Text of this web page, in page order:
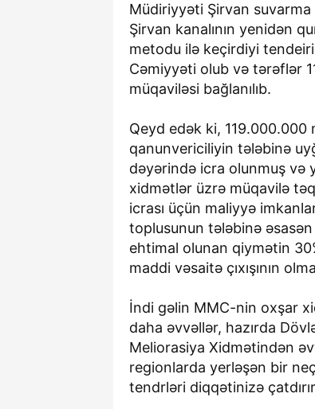
Müdiriyyəti Şirvan suvarma
Şirvan kanalının yenidən
metodu ilə keçirdiyi
Cəmiyyəti olub və tərəflər
müqaviləsi bağlanılıb.
Qeyd edək ki,
qanunvericiliyin tələbinə
dəyərində icra olunmuş və
xidmətlər üzrə müqavilə
icrası üçün maliyyə
toplusunun tələbinə
ehtimal olunan qiymətin
maddi vəsaitə çıxışının
İndi gəlin MMC-nin oxşar
daha əvvəllər, hazırda
Meliorasiya Xidmətindən
regionlarda yerləşən bir
tendrləri diqqətinizə